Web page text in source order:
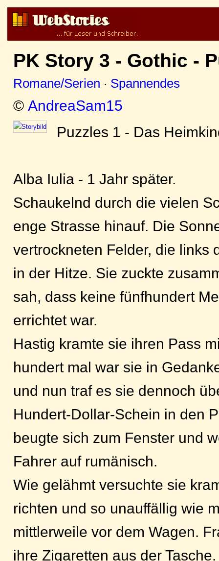
PK Story 3 - Gothic -
Romane/Serien · Spannendes
© AndreaSam15
Puzzles 1 - Das
Alba Iulia - 1 Jahr später.
Schaukelnd durch die vielen
enge Strasse hinauf. Die
vertrockneten Felder, die links
in der Hitze. Sie zuckte
sah, dass keine fünfhundert
errichtet war.
Hastig kramte sie ihren Pass
hundert mal war sie in
und nun traf es sie dennoch
Hundert-Dollar-Schein in den
beugte sich zum Fenster und
Fahrer auf rumänisch.
Wie gelähmt versuchte sie
richten und so unauffällig wie
mittlerweile vor dem Wagen.
ihre Zigaretten aus der